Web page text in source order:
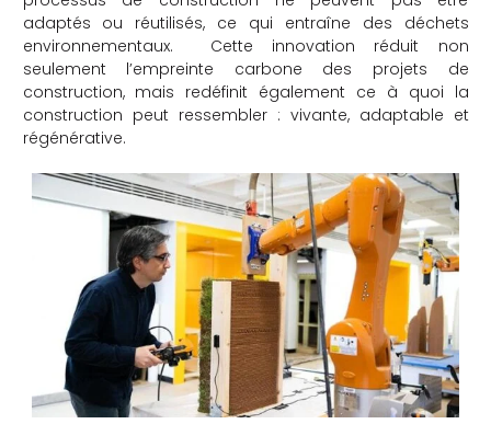
adaptés ou réutilisés, ce qui entraîne des déchets
environnementaux. Cette innovation réduit non
seulement l’empreinte carbone des projets de
construction, mais redéfinit également ce à quoi la
construction peut ressembler : vivante, adaptable et
régénérative.